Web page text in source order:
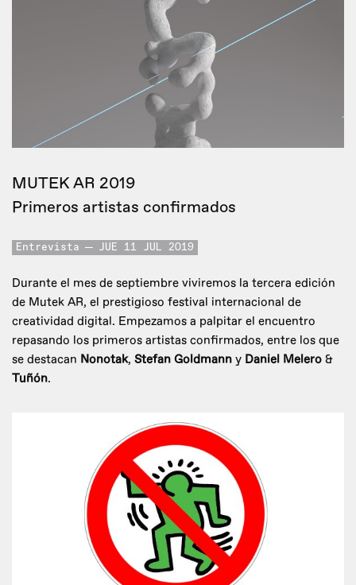
MUTEK AR 2019
Primeros artistas confirmados
Entrevista JUE 11 JUL 2019
Durante el mes de septiembre viviremos la tercera edición
de Mutek AR, el prestigioso festival internacional de
creatividad digital. Empezamos a palpitar el encuentro
repasando los primeros artistas confirmados, entre los que
se destacan Nonotak, Stefan Goldmann y Daniel Melero &
Tuñón.